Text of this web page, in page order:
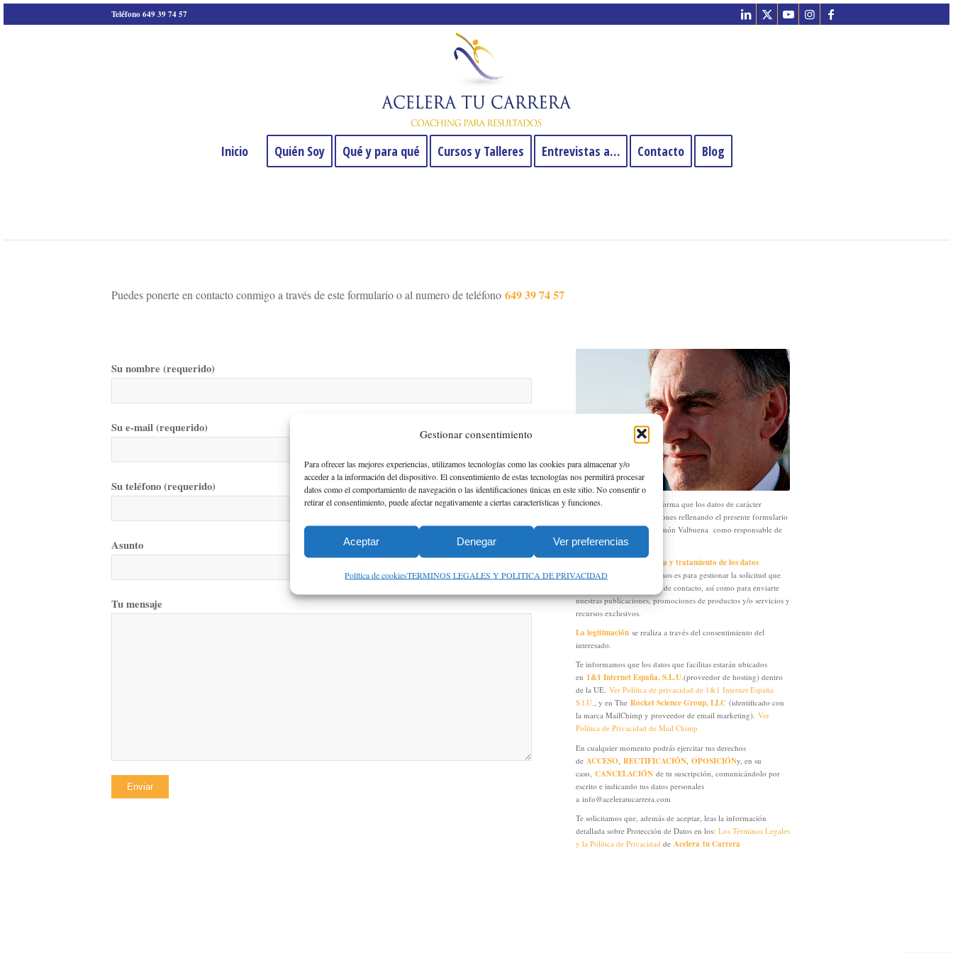
Gestionar consentimiento
Para ofrecer las mejores experiencias, utilizamos tecnologías como las cookies para almacenar y/o
acceder a la información del dispositivo. El consentimiento de estas tecnologías nos permitirá procesar
datos como el comportamiento de navegación o las identificaciones únicas en este sitio. No consentir o
retirar el consentimiento, puede afectar negativamente a ciertas características y funciones.
Aceptar Denegar Ver preferencias
Política de cookiesTERMINOS LEGALES Y POLITICA DE PRIVACIDAD
Teléfono 649 39 74 57
Inicio Quién Soy Qué y para qué Cursos y Talleres Entrevistas a… Contacto Blog
Puedes ponerte en contacto conmigo a través de este formulario o al numero de teléfono 649 39 74 57
Su nombre (requerido)
Su e-mail (requerido)
Su teléfono (requerido)
Asunto
Tu mensaje
Acelera
te informa que los datos de carácter
personal que nos proporciones rellenando el presente formulario
serán tratados por José Ramón Valbuena como responsable de
esta web
La finalidad de la recogida y tratamiento de los datos
personales
que te solicitamos es para gestionar la solicitud que
realizas en este formulario de contacto, así como para enviarte
nuestras publicaciones, promociones de productos y/o servicios y
recursos exclusivos.
La legitimación se realiza a través del consentimiento del
interesado.
Te informamos que los datos que facilitas estarán ubicados
en 1&1 Internet España, S.L.U.(proveedor de hosting) dentro
de la UE.Ver Política de privacidad de 1&1 Internet España
S.l.U., y en TheRocket Science Group, LLC (identificado con
la marca MailChimp y proveedor de email marketing).Ver
Política de Privacidad de Mail Chimp
En cualquier momento podrás ejercitar tus derechos
de ACCESO ,RECTIFICACIÓN ,OPOSICIÓNy, en su
caso,CANCELACIÓN de tu suscripción, comunicándolo por
escrito e indicando tus datos personales
a info@aceleratucarrera.com
Te solicitamos que, además de aceptar, leas la información
detallada sobre Protección de Datos en los:Los Términos Legales
y la Política de Privacidad de Acelera tu Carrera